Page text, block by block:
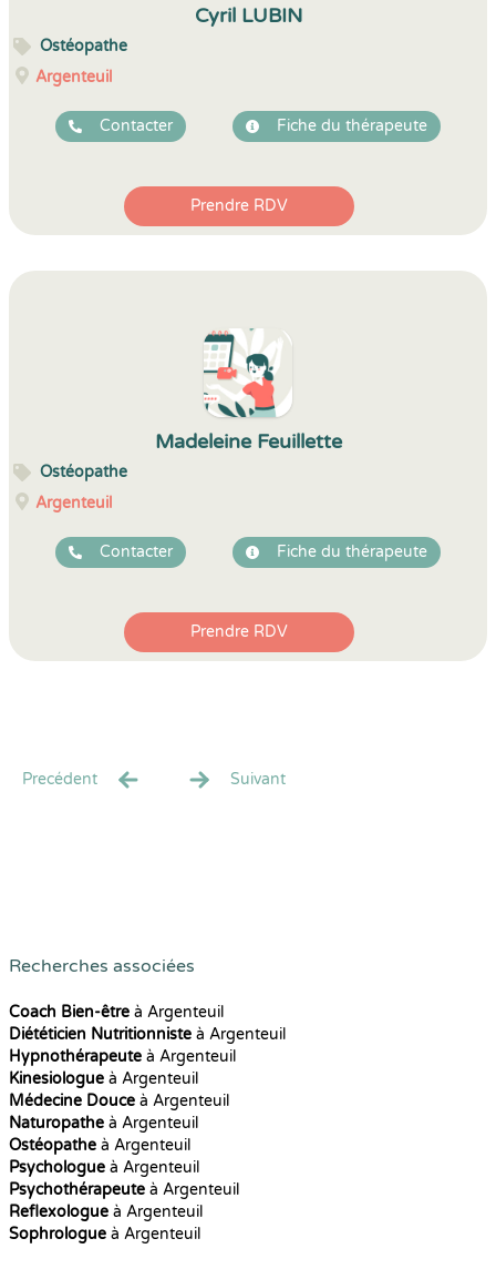
Cyril LUBIN
Ostéopathe
Argenteuil
Contacter Fiche du thérapeute
Prendre RDV
Madeleine Feuillette
Ostéopathe
Argenteuil
Contacter Fiche du thérapeute
Prendre RDV
Precédent Suivant
Recherches associées
Coach Bien-être à Argenteuil
Diététicien Nutritionniste à Argenteuil
Hypnothérapeute à Argenteuil
Kinesiologue à Argenteuil
Médecine Douce à Argenteuil
Naturopathe à Argenteuil
Ostéopathe à Argenteuil
Psychologue à Argenteuil
Psychothérapeute à Argenteuil
Reflexologue à Argenteuil
Sophrologue à Argenteuil